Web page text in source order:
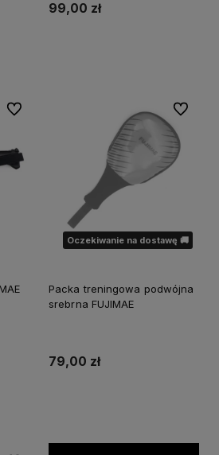
99,00 zł
Do ulubionych
Oczekiwanie na dostawę 🚚
Packa treningowa podwójna
srebrna FUJIMAE
79,00 zł
Do